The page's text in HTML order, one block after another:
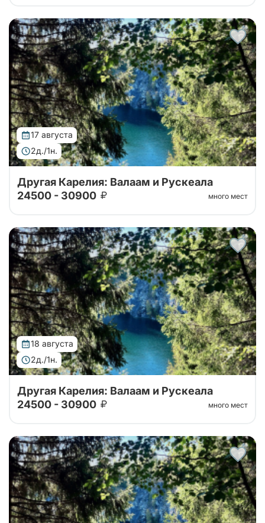
Тур от наших проверенных партнеров. Путешествие
на Валаам, в горный парк Рускеала, к водопадам
Ахвенкоски. Ретропоезд, карельское чаепитие за 2
дня на автобусе.
17 августа
2д./1н.
Тур от наших проверенных партнеров. Путешествие
на Валаам, в горный парк Рускеала, к водопадам
Ахвенкоски. Ретропоезд, карельское чаепитие за 2
дня на автобусе.
Другая Карелия: Валаам и Рускеала
24500 - 30900
много мест
18 августа
2д./1н.
Тур от наших проверенных партнеров. Путешествие
на Валаам, в горный парк Рускеала, к водопадам
Ахвенкоски. Ретропоезд, карельское чаепитие за 2
дня на автобусе.
Другая Карелия: Валаам и Рускеала
24500 - 30900
много мест